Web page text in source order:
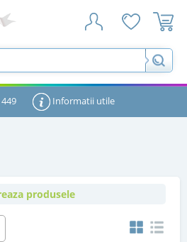
Informatii utile
produsele